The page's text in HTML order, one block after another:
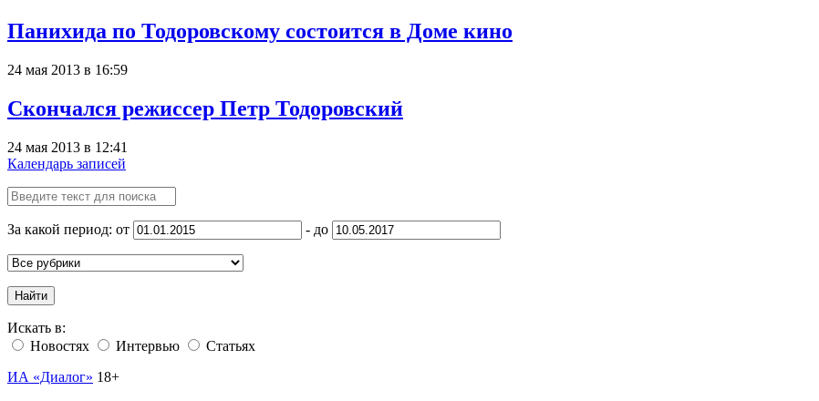
Панихида по Тодоровскому состоится в Доме кино
24 мая 2013 в 16:59
Скончался режиссер Петр Тодоровский
24 мая 2013 в 12:41
Календарь записей
За какой период: от - до
Найти
Искать в:
Новостях
Интервью
Статьях
ИА «Диалог» 18+